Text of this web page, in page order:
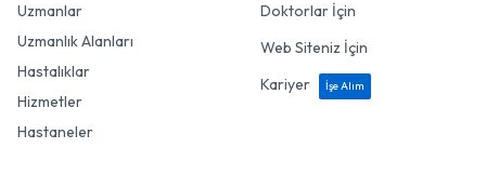
Uzmanlar
Uzmanlık Alanları
Hastalıklar
Hizmetler
Hastaneler
Doktorlar İçin
Web Siteniz İçin
Kariyer
İşe Alım